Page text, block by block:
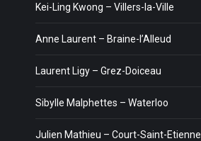
Kei-Ling Kwong – Villers-la-Ville
Anne Laurent – Braine-l’Alleud
Laurent Ligy – Grez-Doiceau
Sibylle Malphettes – Waterloo
Julien Mathieu – Court-Saint-Etienne